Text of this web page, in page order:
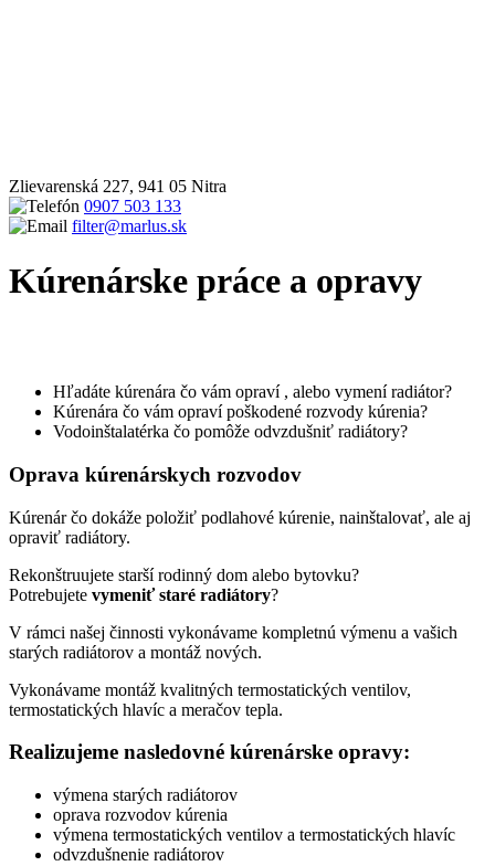
Zlievarenská 227, 941 05 Nitra
0907 503 133
filter@marlus.sk
Kúrenárske práce a opravy
Hľadáte kúrenára čo vám opraví , alebo vymení radiátor?
Kúrenára čo vám opraví poškodené rozvody kúrenia?
Vodoinštalatérka čo pomôže odvzdušniť radiátory?
Oprava kúrenárskych rozvodov
Kúrenár čo dokáže položiť podlahové kúrenie, nainštalovať, ale aj
opraviť radiátory.
Rekonštruujete starší rodinný dom alebo bytovku?
Potrebujete vymeniť staré radiátory?
V rámci našej činnosti vykonávame kompletnú výmenu a vašich
starých radiátorov a montáž nových.
Vykonávame montáž kvalitných termostatických ventilov,
termostatických hlavíc a meračov tepla.
Realizujeme nasledovné kúrenárske opravy:
výmena starých radiátorov
oprava rozvodov kúrenia
výmena termostatických ventilov a termostatických hlavíc
odvzdušnenie radiátorov